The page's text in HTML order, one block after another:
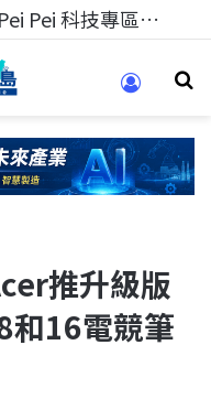
科技人的經驗傳承地！在 Pei Pei 科技專區，與學弟妹交流最硬核的技術
推升級版
16電競筆